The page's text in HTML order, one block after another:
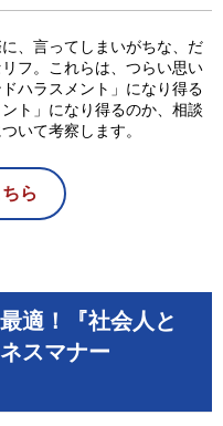
、言ってしまいがちな、だ
フ。これらは、つらい思い
ハラスメント」になり得る
ト」になり得るのか、相談
いて考察します。
ら
適！『社会人と
スマナー